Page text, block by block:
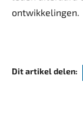
ontwikkelingen.
Dit artikel delen: